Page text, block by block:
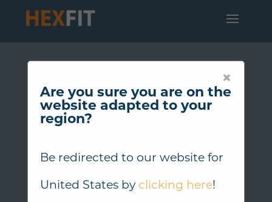
×
Are you sure you are on the
website adapted to your
region?
Be redirected to our website for
United Statesby clicking here!